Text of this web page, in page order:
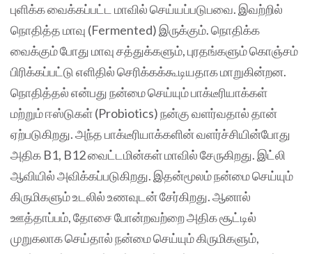
புளிக்க வைக்கப்பட்ட மாவில் செய்யப்படுபவை. இவற்றில்
நொதித்த மாவு (Fermented) இருக்கும். நொதிக்க
வைக்கும் போது மாவு சத்துக்களும், புரதங்களும் கொஞ்சம்
பிரிக்கப்பட்டு எளிதில் செரிக்கக்கூடியதாக மாறுகின்றன.
நொதித்தல் என்பது நன்மை செய்யும் பாக்டீரியாக்கள்
மற்றும் ஈஸ்டுகள் (Probiotics) நன்கு வளர்வதால் தான்
ஏற்படுகிறது. அந்த பாக்டீரியாக்களின் வளர்ச்சியின்போது
அதிக B1, B12 வைட்டமின்கள் மாவில் சேருகிறது. இட்லி
ஆவியில் அவிக்கப்படுகிறது. இதன்மூலம் நன்மை செய்யும்
கிருமிகளும் உடலில் உணவுடன் சேர்கிறது. ஆனால்
ஊத்தாப்பம், தோசை போன்றவற்றை அதிக சூட்டில்
முறுகலாக செய்தால் நன்மை செய்யும் கிருமிகளும்,